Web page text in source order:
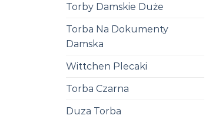
Torby Damskie Duże
Torba Na Dokumenty
Damska
Wittchen Plecaki
Torba Czarna
Duza Torba